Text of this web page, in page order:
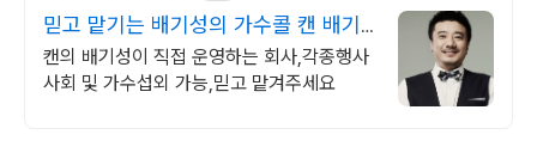
믿고 맡기는 배기성의 가수콜 캔 배기
성이 운영하는 회사
캔의 배기성이 직접 운영하는 회사,각종행사
사회 및 가수섭외 가능,믿고 맡겨주세요